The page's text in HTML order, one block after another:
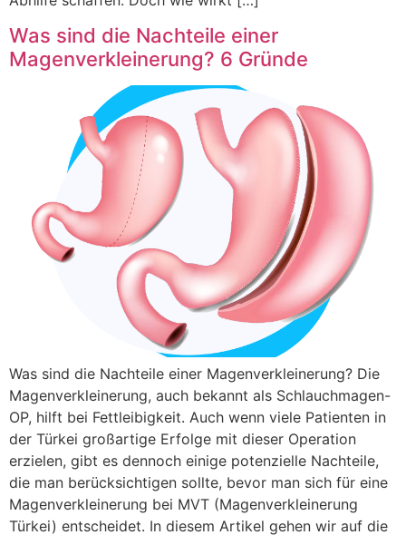
Was sind die Nachteile einer
Magenverkleinerung? 6 Gründe
Was sind die Nachteile einer Magenverkleinerung? Die
Magenverkleinerung, auch bekannt als Schlauchmagen-
OP, hilft bei Fettleibigkeit. Auch wenn viele Patienten in
der Türkei großartige Erfolge mit dieser Operation
erzielen, gibt es dennoch einige potenzielle Nachteile,
die man berücksichtigen sollte, bevor man sich für eine
Magenverkleinerung bei MVT (Magenverkleinerung
Türkei) entscheidet. In diesem Artikel gehen wir auf die